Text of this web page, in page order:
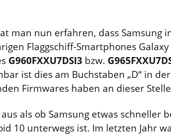
man nun erfahren, dass Samsung
Flaggschiff-Smartphones Galaxy
G960FXXU7DSI3 bzw.
ist dies am Buchstaben „D“ in
Firmwares haben an dieser Stelle
als ob Samsung etwas schneller
10 unterwegs ist. Im letzten Jahr